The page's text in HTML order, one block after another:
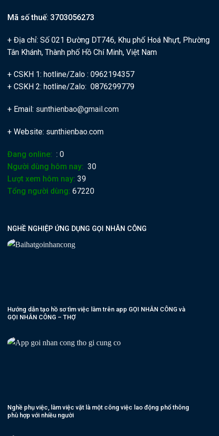
Mã số thuế: 3703056273
+ Địa chỉ: Số 021 Đường DT746, Khu phố Hoá Nhựt, Phường
Tân Khánh, Thành phố Hồ Chí Minh, Việt Nam
+ CSKH 1: hotline/Zalo : 0962194357
+ CSKH 2: hotline/Zalo: 0876299779
+ Email: sunthienbao@gmail.com
+ Website: sunthienbao.com
Đang online: : 0
Người dùng hôm nay: 30
Lượt xem hôm nay: 39
Tổng người dùng: 67220
NGHỀ NGHIỆP ỨNG DỤNG GỌI NHÂN CÔNG
Hướng dẫn tạo hồ sơ tìm việc làm trên app GỌI NHÂN CÔNG và
GỌI NHÂN CÔNG – THỢ
Nghề phụ việc, làm việc vặt là một công việc lao động phổ thông
phù hợp với nhiều người